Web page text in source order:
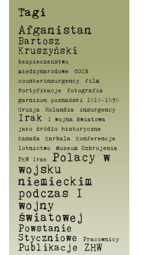
Tagi
Afganistan
Bartosz
Kruszyński
bezpieczeństwo
międzynarodowe
COIN
counterinsurgency
film
Fortyfikacje
fotografia
garnizon poznański 1919-1939
Gruzja
Holandia insurgency
Irak
I wojna światowa
jako źródło historyczne
Kanada
Karbala
Konferencje
lotnictwo
Muzeum Uzbrojenia
PKW Irak
Polacy w
wojsku
niemieckim
podczas I
wojny
światowej
Powstanie
Styczniowe
Pracownicy
Publikacje ZHW